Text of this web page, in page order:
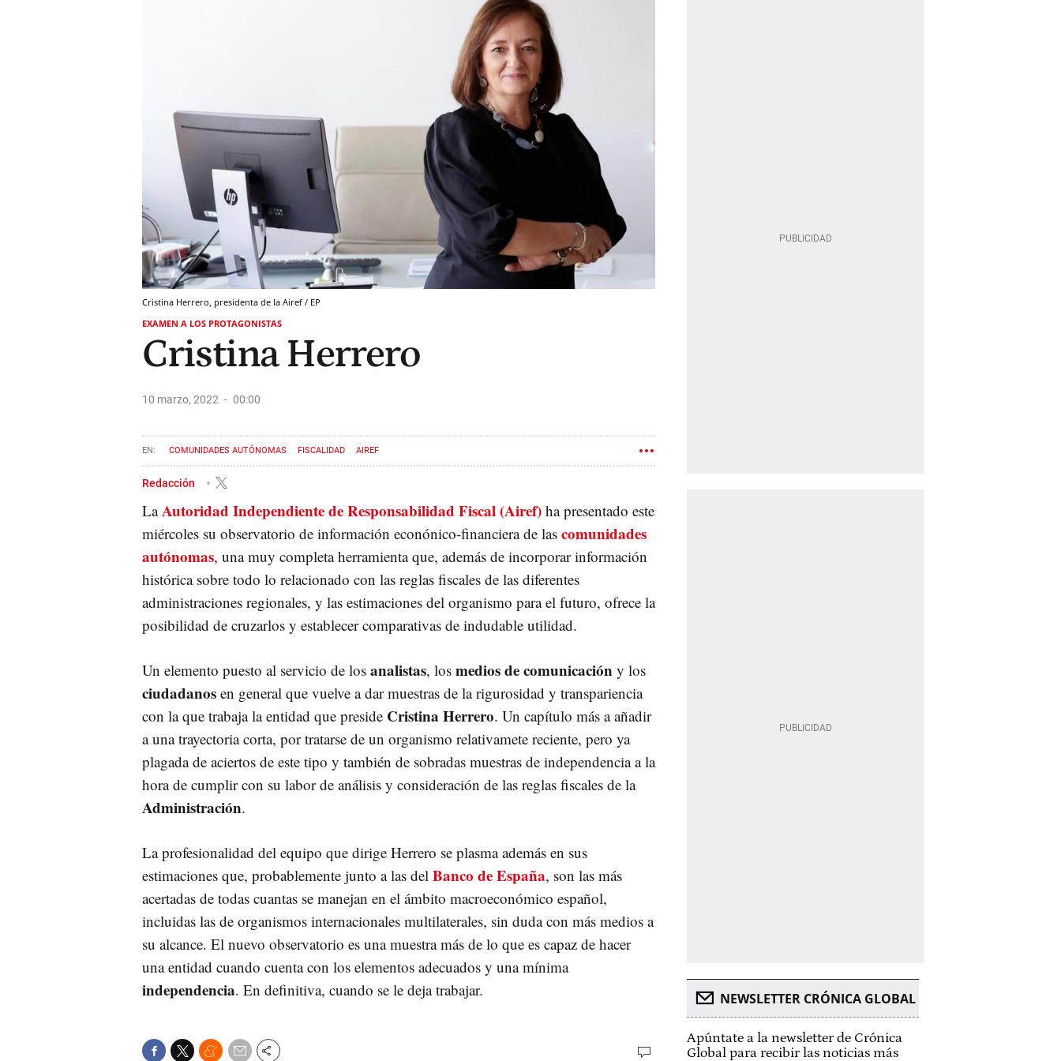
Cristina Herrero, presidenta de la Airef / EP
EXAMEN A LOS PROTAGONISTAS
Cristina Herrero
10 marzo, 2022 00:00
COMUNIDADES AUTÓNOMAS FISCALIDAD AIREF
Redacción
LaAutoridad Independiente de Responsabilidad Fiscal (Airef) ha presentado este
miércoles su observatorio de información econónico-financiera de las comunidades
autónomas, una muy completa herramienta que, además de incorporar información
histórica sobre todo lo relacionado con las reglas fiscales de las diferentes
administraciones regionales, y las estimaciones del organismo para el futuro, ofrece la
posibilidad de cruzarlos y establecer comparativas de indudable utilidad.
Un elemento puesto al servicio de los analistas, los medios de comunicación y los
ciudadanos en general que vuelve a dar muestras de la rigurosidad y transpariencia
con la que trabaja la entidad que preside Cristina Herrero. Un capítulo más a añadir
a una trayectoria corta, por tratarse de un organismo relativamete reciente, pero ya
plagada de aciertos de este tipo y también de sobradas muestras de independencia a la
hora de cumplir con su labor de análisis y consideración de las reglas fiscales de la
Administración.
La profesionalidad del equipo que dirige Herrero se plasma además en sus
estimaciones que, probablemente junto a las del Banco de España, son las más
acertadas de todas cuantas se manejan en el ámbito macroeconómico español,
incluidas las de organismos internacionales multilaterales, sin duda con más medios a
su alcance. El nuevo observatorio es una muestra más de lo que es capaz de hacer
una entidad cuando cuenta con los elementos adecuados y una mínima
independencia. En definitiva, cuando se le deja trabajar. NEWSLETTER CRÓNICA GLOBAL
Apúntate a la newsletter de Crónica
Global para recibir las noticias más